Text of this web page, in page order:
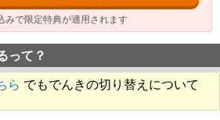
みで限定特典が適用されます
って？
ら でもでんきの切り替えについて